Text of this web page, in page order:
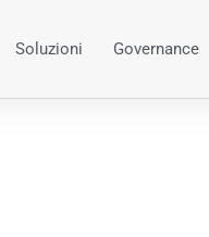
Soluzioni Governance